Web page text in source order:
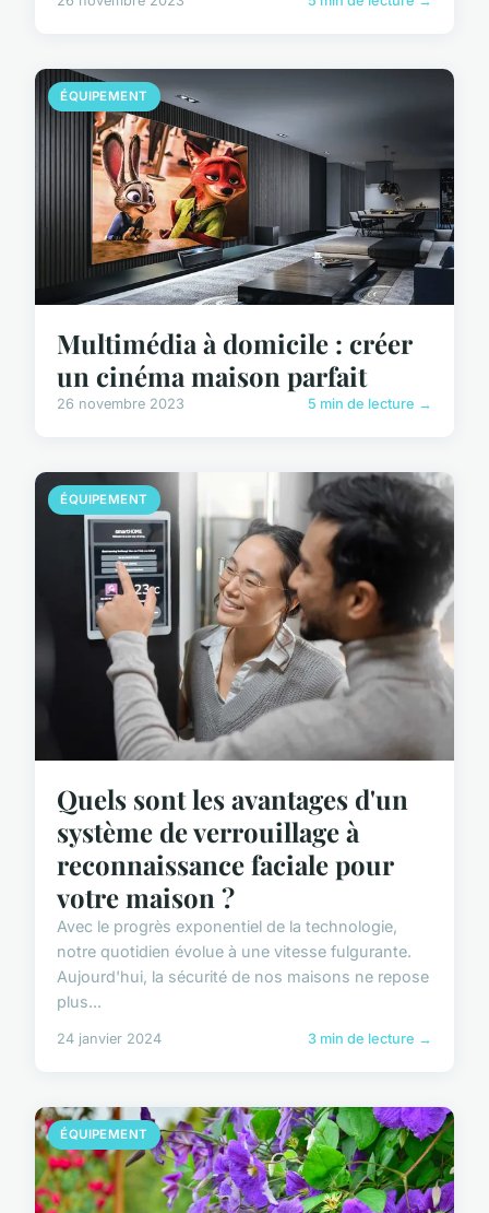
ÉQUIPEMENT
Multimédia à domicile : créer
un cinéma maison parfait
26 novembre 2023 5 min de lecture →
ÉQUIPEMENT
Quels sont les avantages d'un
système de verrouillage à
reconnaissance faciale pour
votre maison ?
Avec le progrès exponentiel de la technologie,
notre quotidien évolue à une vitesse fulgurante.
Aujourd'hui, la sécurité de nos maisons ne repose
plus...
24 janvier 2024 3 min de lecture →
ÉQUIPEMENT